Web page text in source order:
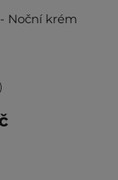
Noční krém